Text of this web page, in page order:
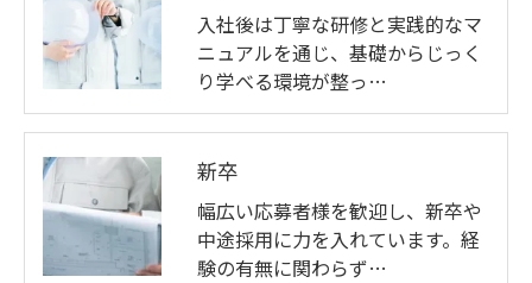
入社後は丁寧な研修と実践的なマ
ニュアルを通じ、基礎からじっく
り学べる環境が整っ…
新卒
幅広い応募者様を歓迎し、新卒や
中途採用に力を入れています。経
験の有無に関わらず…